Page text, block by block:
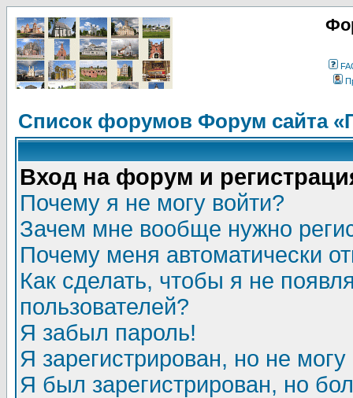
Список форумов Форум сайта
Вход на форум и
Почему я не могу войти?
Зачем мне вообще нужно
Почему меня автоматически
Как сделать, чтобы я не
пользователей?
Я забыл пароль!
Я зарегистрирован, но не могу
Я был зарегистрирован, но